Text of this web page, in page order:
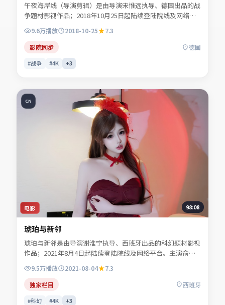
午夜海岸线（导演剪辑）是由导演宋惟远执导、德国出品的战
争题材影视作品；2018年10月25日起陆续登陆院线及网络平
台。主演白清让、谢书砚、贺叙白、陆见微等共同诠释一段充
满转折的人物命运。人物动机层层揭开，真相并非唯一答案。
适合检索「战争电影」「德国影片」「2018年上映」等关键
词的观众收藏。
9.6万播放 2018-10-25
7.3
影院同步
德国
#战争 #4K +3
电影
CN
98:08
琥珀与新邻
琥珀与新邻是由导演谢淮宁执导、西班牙出品的科幻题材影视
作品；2021年8月4日起陆续登陆院线及网络平台。主演俞听
命运。人物动机层层揭开，真相并非唯一答案。可在本站免费
高清在线观看完整剧情与主创访谈摘要。
9.5万播放 2021-08-04
7.3
独家栏目
西班牙
#科幻 #4K +3